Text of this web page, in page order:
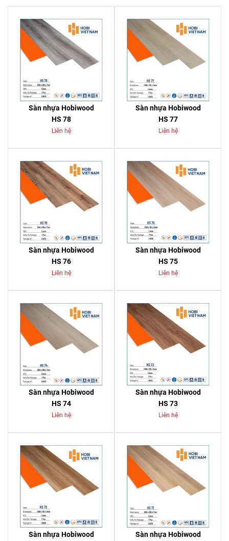
Sàn nhựa Hobiwood
HS 78
Liên hệ
Sàn nhựa Hobiwood
HS 77
Liên hệ
Sàn nhựa Hobiwood
HS 76
Liên hệ
Sàn nhựa Hobiwood
HS 75
Liên hệ
Sàn nhựa Hobiwood
HS 74
Liên hệ
Sàn nhựa Hobiwood
HS 73
Liên hệ
Sàn nhựa Hobiwood
Sàn nhựa Hobiwood